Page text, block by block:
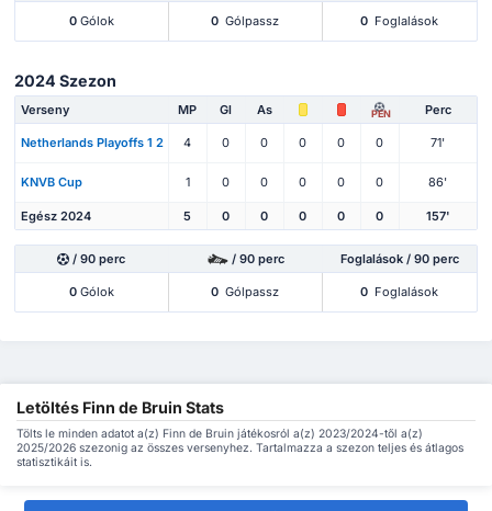
0Gólok 0 Gólpassz 0 Foglalások
2024 Szezon
Verseny MP Gl As PEN Perc
Netherlands Playoffs 1 2 4 0 0 0 0 0 71'
KNVB Cup 1 0 0 0 0 0 86'
Egész 2024 5 0 0 0 0 0 157'
/ 90 perc / 90 perc Foglalások / 90 perc
0Gólok 0 Gólpassz 0 Foglalások
Letöltés Finn de Bruin Stats
Tölts le minden adatot a(z) Finn de Bruin játékosról a(z) 2023/2024-től a(z)
2025/2026 szezonig az összes versenyhez. Tartalmazza a szezon teljes és átlagos
statisztikáit is.